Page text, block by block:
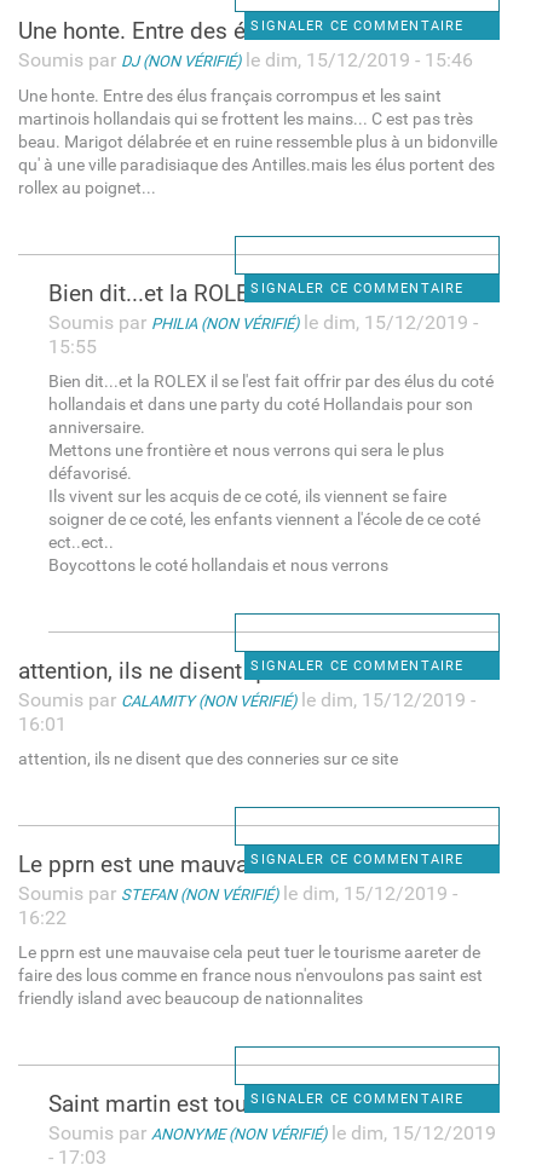
SIGNALER CE COMMENTAIRE
Une honte. Entre des élus
Soumis par DJ (NON VÉRIFIÉ)le dim, 15/12/2019 - 15:46
Une honte. Entre des élus français corrompus et les saint
martinois hollandais qui se frottent les mains... C est pas très
beau. Marigot délabrée et en ruine ressemble plus à un bidonville
qu' à une ville paradisiaque des Antilles.mais les élus portent des
rollex au poignet...
SIGNALER CE COMMENTAIRE
Bien dit...et la ROLEX il se
Soumis par PHILIA (NON VÉRIFIÉ)le dim, 15/12/2019 -
15:55
Bien dit...et la ROLEX il se l'est fait offrir par des élus du coté
hollandais et dans une party du coté Hollandais pour son
anniversaire.
Mettons une frontière et nous verrons qui sera le plus
défavorisé.
Ils vivent sur les acquis de ce coté, ils viennent se faire
soigner de ce coté, les enfants viennent a l'école de ce coté
ect..ect..
Boycottons le coté hollandais et nous verrons
SIGNALER CE COMMENTAIRE
attention, ils ne disent que
Soumis par CALAMITY (NON VÉRIFIÉ)le dim, 15/12/2019 -
16:01
attention, ils ne disent que des conneries sur ce site
SIGNALER CE COMMENTAIRE
Le pprn est une mauvaise
Soumis par STEFAN (NON VÉRIFIÉ)le dim, 15/12/2019 -
16:22
Le pprn est une mauvaise cela peut tuer le tourisme aareter de
faire des lous comme en france nous n'envoulons pas saint est
friendly island avec beaucoup de nationnalites
SIGNALER CE COMMENTAIRE
Saint martin est tout autant
Soumis par ANONYME (NON VÉRIFIÉ)le dim, 15/12/2019
- 17:03